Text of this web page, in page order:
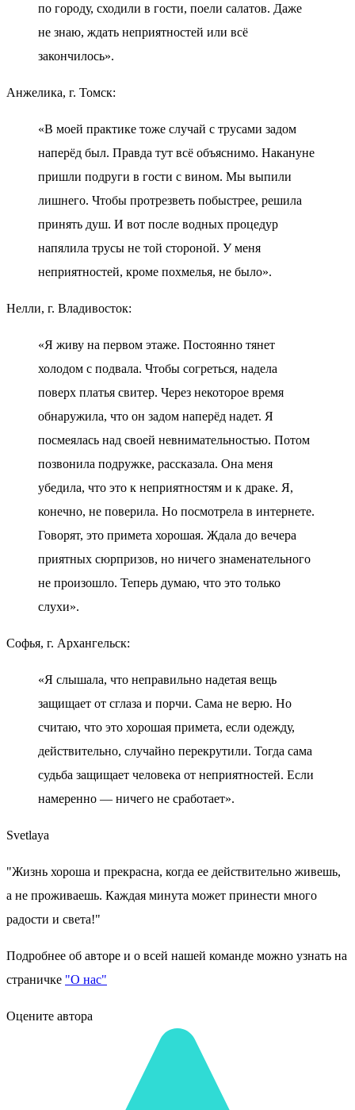
по городу, сходили в гости, поели салатов. Даже
не знаю, ждать неприятностей или всё
закончилось».
Анжелика, г. Томск:
«В моей практике тоже случай с трусами задом
наперёд был. Правда тут всё объяснимо. Накануне
пришли подруги в гости с вином. Мы выпили
лишнего. Чтобы протрезветь побыстрее, решила
принять душ. И вот после водных процедур
напялила трусы не той стороной. У меня
неприятностей, кроме похмелья, не было».
Нелли, г. Владивосток:
«Я живу на первом этаже. Постоянно тянет
холодом с подвала. Чтобы согреться, надела
поверх платья свитер. Через некоторое время
обнаружила, что он задом наперёд надет. Я
посмеялась над своей невнимательностью. Потом
позвонила подружке, рассказала. Она меня
убедила, что это к неприятностям и к драке. Я,
конечно, не поверила. Но посмотрела в интернете.
Говорят, это примета хорошая. Ждала до вечера
приятных сюрпризов, но ничего знаменательного
не произошло. Теперь думаю, что это только
слухи».
Софья, г. Архангельск:
«Я слышала, что неправильно надетая вещь
защищает от сглаза и порчи. Сама не верю. Но
считаю, что это хорошая примета, если одежду,
действительно, случайно перекрутили. Тогда сама
судьба защищает человека от неприятностей. Если
намеренно — ничего не сработает».
Svetlaya
"Жизнь хороша и прекрасна, когда ее действительно живешь,
а не проживаешь. Каждая минута может принести много
радости и света!"
Подробнее об авторе и о всей нашей команде можно узнать на
страничке "О нас"
Оцените автора